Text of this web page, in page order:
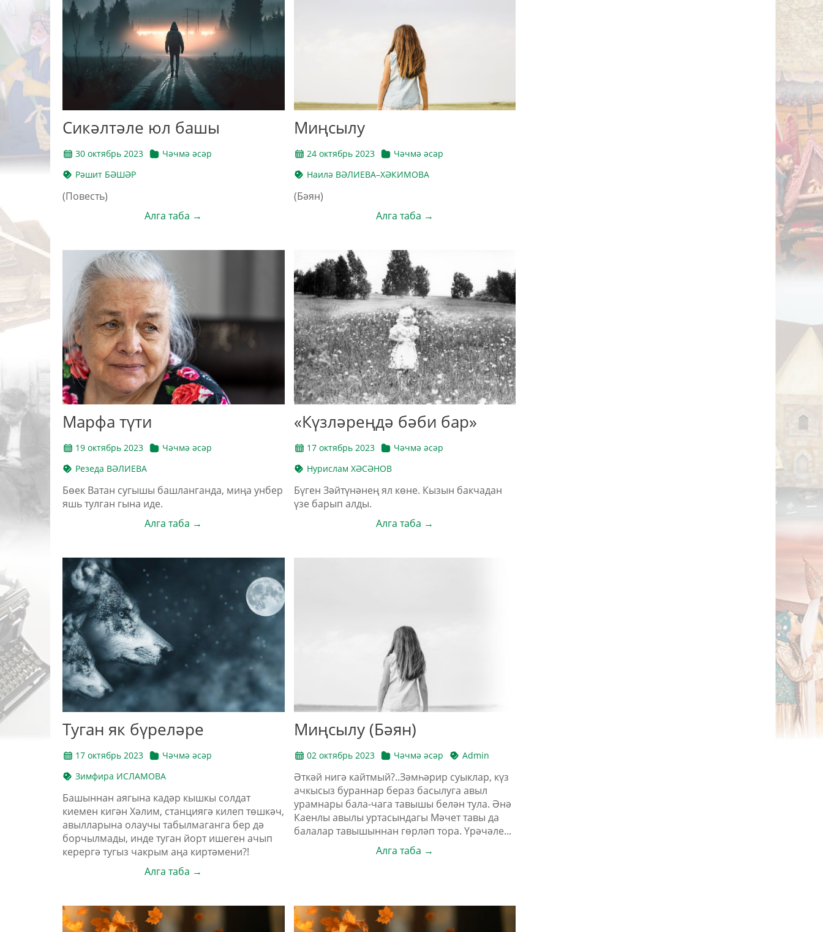
Сикәлтәле юл башы
30 октябрь 2023
Чәчмә әсәр
Рәшит БӘШӘР
(Повесть)
Алга таба →
Миңсылу
24 октябрь 2023
Чәчмә әсәр
Наилә ВӘЛИЕВА–ХӘКИМОВА
(Бәян)
Алга таба →
Марфа түти
19 октябрь 2023
Чәчмә әсәр
Резеда ВӘЛИЕВА
Бөек Ватан сугышы башланганда, миңа унбер
яшь тулган гына иде.
Алга таба →
«Күзләреңдә бәби бар»
17 октябрь 2023
Чәчмә әсәр
Нурислам ХӘСӘНОВ
Бүген Зәйтүнәнең ял көне. Кызын бакчадан
үзе барып алды.
Алга таба →
Туган як бүреләре
17 октябрь 2023
Чәчмә әсәр
Зимфира ИСЛАМОВА
Башыннан аягына кадәр кышкы солдат
киемен кигән Хәлим, станциягә килеп төшкәч,
авылларына олаучы табылмаганга бер дә
борчылмады, инде туган йорт ишеген ачып
керергә тугыз чакрым аңа киртәмени?!
Алга таба →
Миңсылу (Бәян)
02 октябрь 2023 Чәчмә әсәр Admin
Әткәй нигә кайтмый?..Зәмһәрир суыклар, күз
ачкысыз бураннар бераз басылуга авыл
урамнары бала-чага тавышы белән тула. Әнә
Каенлы авылы уртасындагы Мәчет тавы да
балалар тавышыннан гөрләп тора. Үрәчәле...
Алга таба →